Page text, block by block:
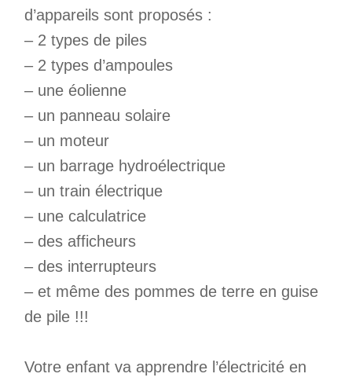
d’appareils sont proposés :
– 2 types de piles
– 2 types d’ampoules
– une éolienne
– un panneau solaire
– un moteur
– un barrage hydroélectrique
– un train électrique
– une calculatrice
– des afficheurs
– des interrupteurs
– et même des pommes de terre en guise
de pile !!!
Votre enfant va apprendre l’électricité en